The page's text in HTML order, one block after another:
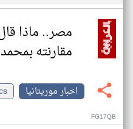
مصر.. ماذا
مقارنته
اخبار موريتانيا
FG17QB